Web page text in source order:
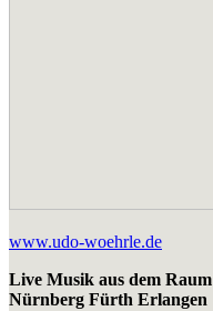
www.udo-woehrle.de
Live Musik aus dem Raum
Nürnberg Fürth Erlangen